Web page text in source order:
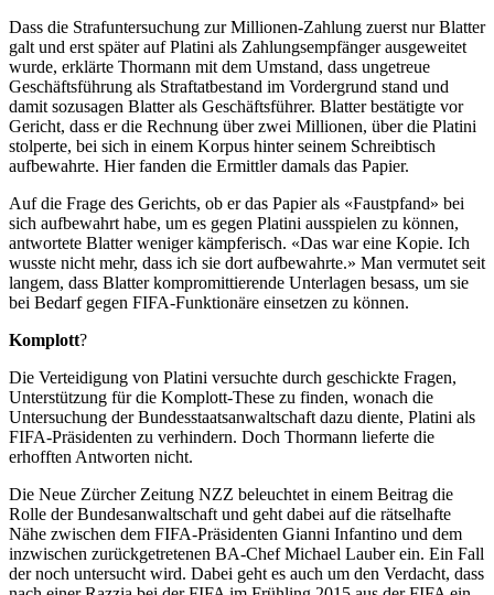
Dass die Strafuntersuchung zur Millionen-Zahlung zuerst nur Blatter
galt und erst später auf Platini als Zahlungsempfänger ausgeweitet
wurde, erklärte Thormann mit dem Umstand, dass ungetreue
Geschäftsführung als Straftatbestand im Vordergrund stand und
damit sozusagen Blatter als Geschäftsführer. Blatter bestätigte vor
Gericht, dass er die Rechnung über zwei Millionen, über die Platini
stolperte, bei sich in einem Korpus hinter seinem Schreibtisch
aufbewahrte. Hier fanden die Ermittler damals das Papier.
Auf die Frage des Gerichts, ob er das Papier als «Faustpfand» bei
sich aufbewahrt habe, um es gegen Platini ausspielen zu können,
antwortete Blatter weniger kämpferisch. «Das war eine Kopie. Ich
wusste nicht mehr, dass ich sie dort aufbewahrte.» Man vermutet seit
langem, dass Blatter kompromittierende Unterlagen besass, um sie
bei Bedarf gegen FIFA-Funktionäre einsetzen zu können.
Komplott?
Die Verteidigung von Platini versuchte durch geschickte Fragen,
Unterstützung für die Komplott-These zu finden, wonach die
Untersuchung der Bundesstaatsanwaltschaft dazu diente, Platini als
FIFA-Präsidenten zu verhindern. Doch Thormann lieferte die
erhofften Antworten nicht.
Die Neue Zürcher Zeitung NZZ beleuchtet in einem Beitrag die
Rolle der Bundesanwaltschaft und geht dabei auf die rätselhafte
Nähe zwischen dem FIFA-Präsidenten Gianni Infantino und dem
inzwischen zurückgetretenen BA-Chef Michael Lauber ein. Ein Fall
der noch untersucht wird. Dabei geht es auch um den Verdacht, dass